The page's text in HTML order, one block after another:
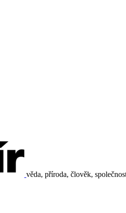
věda, příroda, člověk,